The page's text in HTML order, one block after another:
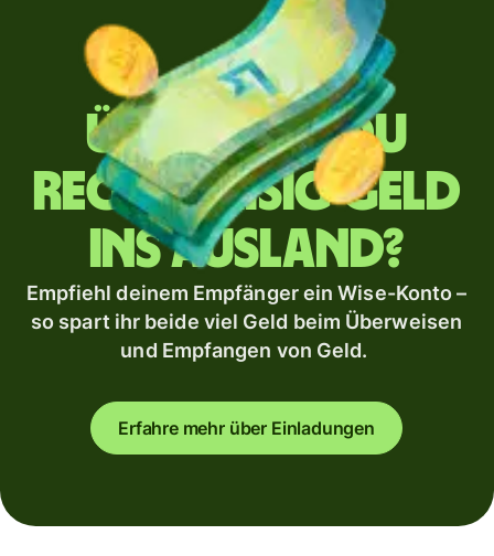
Überweist du
regelmäßig Geld
ins Ausland?
Empfiehl deinem Empfänger ein Wise-Konto –
so spart ihr beide viel Geld beim Überweisen
und Empfangen von Geld.
Erfahre mehr über Einladungen